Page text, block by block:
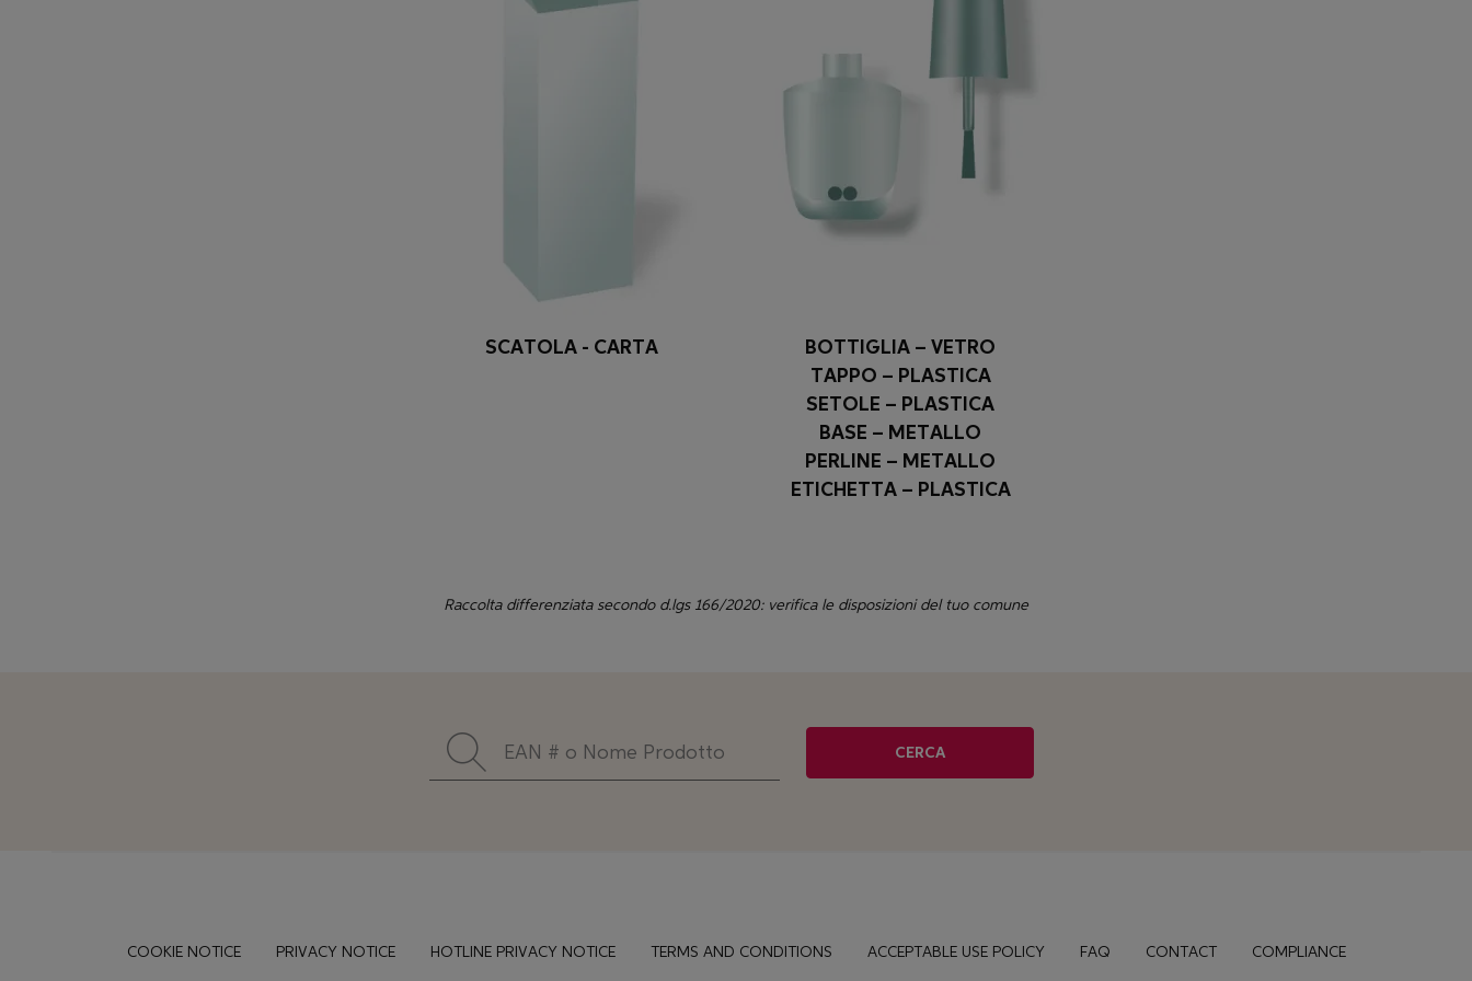
SCATOLA - CARTA
BOTTIGLIA – VETRO
TAPPO – PLASTICA
SETOLE – PLASTICA
BASE – METALLO
PERLINE – METALLO
ETICHETTA – PLASTICA
Raccolta differenziata secondo d.lgs 166/2020: verifica le disposizioni del tuo comune
CERCA
FooterCOOKIE NOTICE PRIVACY NOTICE HOTLINE PRIVACY NOTICE TERMS AND CONDITIONS ACCEPTABLE USE POLICY FAQ CONTACT COMPLIANCE